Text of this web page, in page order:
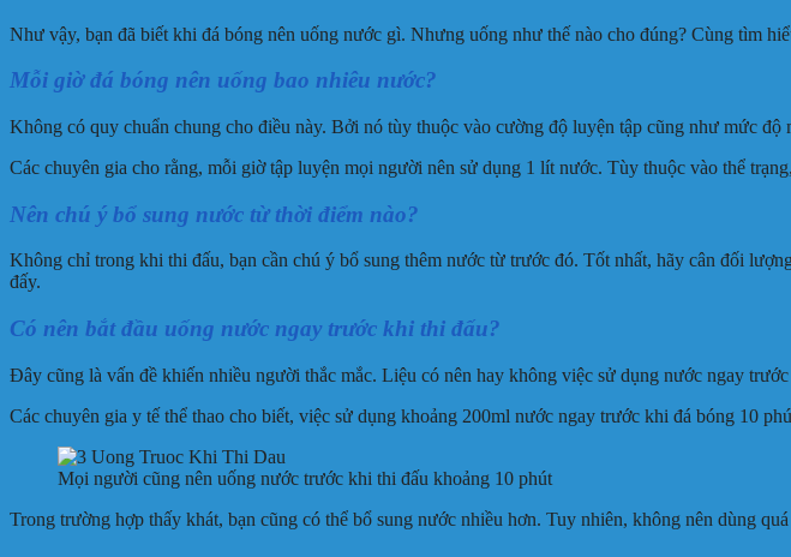
Như vậy, bạn đã biết khi đá bóng nên uống nước gì. Nhưng uống như thế nào cho đúng? Cùng tìm
Mỗi giờ đá bóng nên uống bao nhiêu nước?
Không có quy chuẩn chung cho điều này. Bởi nó tùy thuộc vào cường độ luyện tập cũng như mức độ
Các chuyên gia cho rằng, mỗi giờ tập luyện mọi người nên sử dụng 1 lít nước. Tùy thuộc vào thể
Nên chú ý bổ sung nước từ thời điểm nào?
Không chỉ trong khi thi đấu, bạn cần chú ý bổ sung thêm nước từ trước đó. Tốt nhất, hãy cân đối
đấy.
Có nên bắt đầu uống nước ngay trước khi thi đấu?
Đây cũng là vấn đề khiến nhiều người thắc mắc. Liệu có nên hay không việc sử dụng nước ngay
Các chuyên gia y tế thể thao cho biết, việc sử dụng khoảng 200ml nước ngay trước khi đá bóng 10
Mọi người cũng nên uống nước trước khi thi đấu khoảng 10 phút
Trong trường hợp thấy khát, bạn cũng có thể bổ sung nước nhiều hơn. Tuy nhiên, không nên dùng